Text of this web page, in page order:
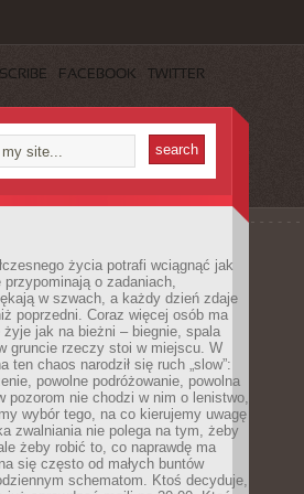
FACEBOOK TWITTER
życia potrafi wciągnąć jak
przypominają o zadaniach,
w szwach, a każdy dzień zdaje
poprzedni. Coraz więcej osób ma
jak na bieżni – biegnie, spala
gruncie rzeczy stoi w miejscu. W
ten chaos narodził się ruch „slow”:
powolne podróżowanie, powolna
pozorom nie chodzi w nim o lenistwo,
wybór tego, na co kierujemy uwagę
zwalniania nie polega na tym, żeby
żeby robić to, co naprawdę ma
się często od małych buntów
schematom. Ktoś decyduje,